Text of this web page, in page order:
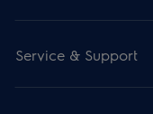
Service & Support